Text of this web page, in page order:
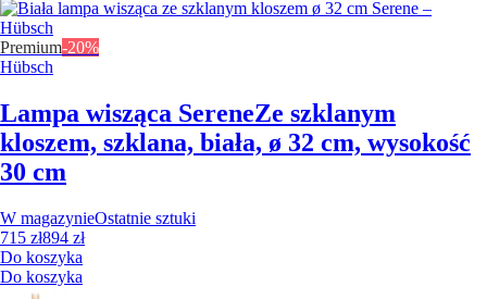
Premium-20%
Hübsch
Lampa wisząca SereneZe szklanym
kloszem, szklana, biała, ø 32 cm, wysokość
30 cm
W magazynieOstatnie sztuki
715 zł894 zł
Do koszyka
Do koszyka